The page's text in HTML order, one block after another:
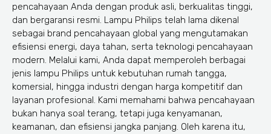
pencahayaan Anda dengan produk asli, berkualitas tinggi,
dan bergaransi resmi. Lampu Philips telah lama dikenal
sebagai brand pencahayaan global yang mengutamakan
efisiensi energi, daya tahan, serta teknologi pencahayaan
modern. Melalui kami, Anda dapat memperoleh berbagai
jenis lampu Philips untuk kebutuhan rumah tangga,
komersial, hingga industri dengan harga kompetitif dan
layanan profesional. Kami memahami bahwa pencahayaan
bukan hanya soal terang, tetapi juga kenyamanan,
keamanan, dan efisiensi jangka panjang. Oleh karena itu,